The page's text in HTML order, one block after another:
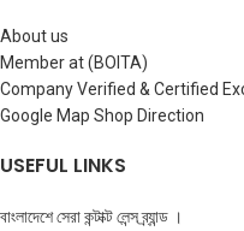
About us
Member at (BOITA)
Company Verified & Certified
Google Map Shop Direction
USEFUL LINKS
বাংলাদেশে সেরা কন্টাক্ট লেন্স ব্র্যান্ড ।